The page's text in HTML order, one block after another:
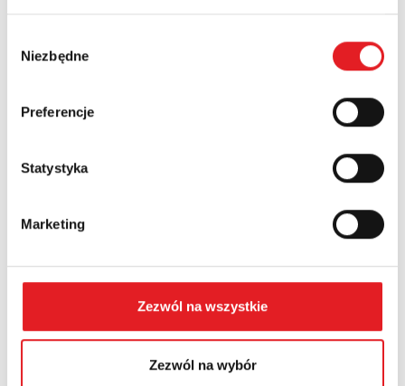
zgody
Niezbędne
Preferencje
Statystyka
Marketing
Zezwól na wszystkie
Zezwól na wybór
Województwo:
Wyrażam zgodę na przetwarzanie moich danych